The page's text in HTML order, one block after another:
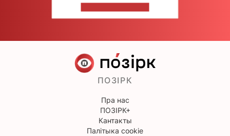
ПОЗІРК
Пра нас
ПОЗІРК+
Кантакты
Палітыка cookie